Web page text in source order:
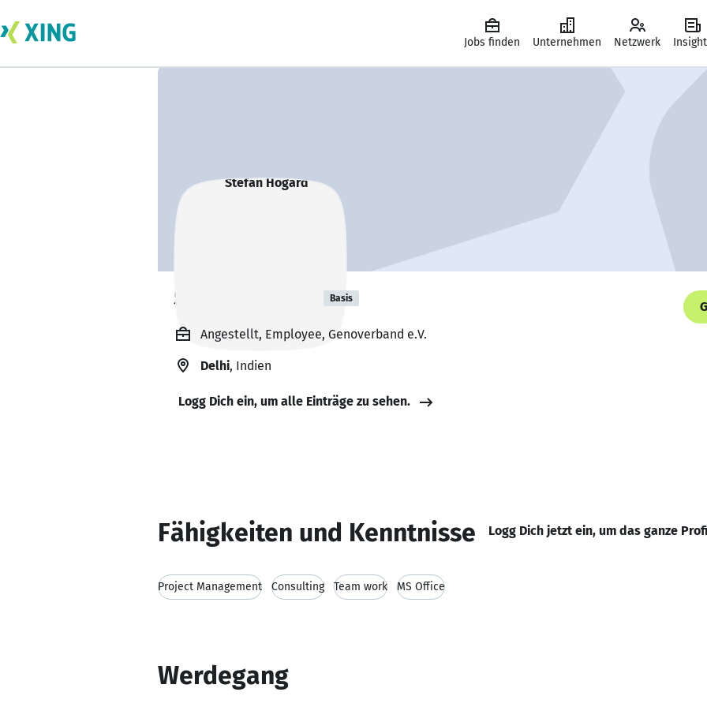
Jobs finden Unternehmen Netzwerk
Stefan Hogard Basis
Angestellt, Employee, Genoverband e.V.
Delhi, Indien
Logg Dich ein, um alle Einträge zu sehen.
Fähigkeiten und Kenntnisse Logg Dich jetzt ein, um das ganze
Project Management Consulting Team work MS Office
Werdegang